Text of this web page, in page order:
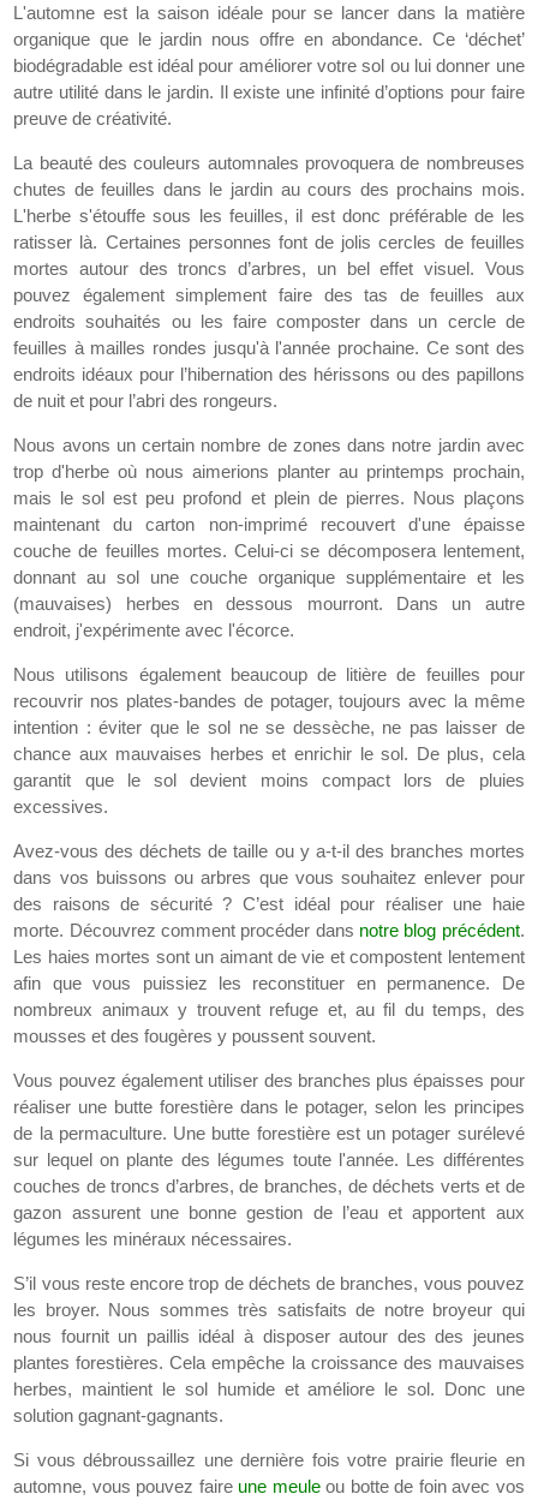
L'automne est la saison idéale pour se lancer dans la matière
organique que le jardin nous offre en abondance. Ce ‘déchet’
biodégradable est idéal pour améliorer votre sol ou lui donner une
autre utilité dans le jardin. Il existe une infinité d’options pour faire
preuve de créativité.
La beauté des couleurs automnales provoquera de nombreuses
chutes de feuilles dans le jardin au cours des prochains mois.
L'herbe s'étouffe sous les feuilles, il est donc préférable de les
ratisser là. Certaines personnes font de jolis cercles de feuilles
mortes autour des troncs d’arbres, un bel effet visuel. Vous
pouvez également simplement faire des tas de feuilles aux
endroits souhaités ou les faire composter dans un cercle de
feuilles à mailles rondes jusqu'à l'année prochaine. Ce sont des
endroits idéaux pour l’hibernation des hérissons ou des papillons
de nuit et pour l’abri des rongeurs.
Nous avons un certain nombre de zones dans notre jardin avec
trop d'herbe où nous aimerions planter au printemps prochain,
mais le sol est peu profond et plein de pierres. Nous plaçons
maintenant du carton non-imprimé recouvert d'une épaisse
couche de feuilles mortes. Celui-ci se décomposera lentement,
donnant au sol une couche organique supplémentaire et les
(mauvaises) herbes en dessous mourront. Dans un autre
endroit, j'expérimente avec l'écorce.
Nous utilisons également beaucoup de litière de feuilles pour
recouvrir nos plates-bandes de potager, toujours avec la même
intention : éviter que le sol ne se dessèche, ne pas laisser de
chance aux mauvaises herbes et enrichir le sol. De plus, cela
garantit que le sol devient moins compact lors de pluies
excessives.
Avez-vous des déchets de taille ou y a-t-il des branches mortes
dans vos buissons ou arbres que vous souhaitez enlever pour
des raisons de sécurité ? C’est idéal pour réaliser une haie
morte. Découvrez comment procéder dans notre blog précédent.
Les haies mortes sont un aimant de vie et compostent lentement
afin que vous puissiez les reconstituer en permanence. De
nombreux animaux y trouvent refuge et, au fil du temps, des
mousses et des fougères y poussent souvent.
Vous pouvez également utiliser des branches plus épaisses pour
réaliser une butte forestière dans le potager, selon les principes
de la permaculture. Une butte forestière est un potager surélevé
sur lequel on plante des légumes toute l'année. Les différentes
couches de troncs d’arbres, de branches, de déchets verts et de
gazon assurent une bonne gestion de l’eau et apportent aux
légumes les minéraux nécessaires.
S’il vous reste encore trop de déchets de branches, vous pouvez
les broyer. Nous sommes très satisfaits de notre broyeur qui
nous fournit un paillis idéal à disposer autour des des jeunes
plantes forestières. Cela empêche la croissance des mauvaises
herbes, maintient le sol humide et améliore le sol. Donc une
solution gagnant-gagnants.
Si vous débroussaillez une dernière fois votre prairie fleurie en
automne, vous pouvez faire une meuleou botte de foin avec vos